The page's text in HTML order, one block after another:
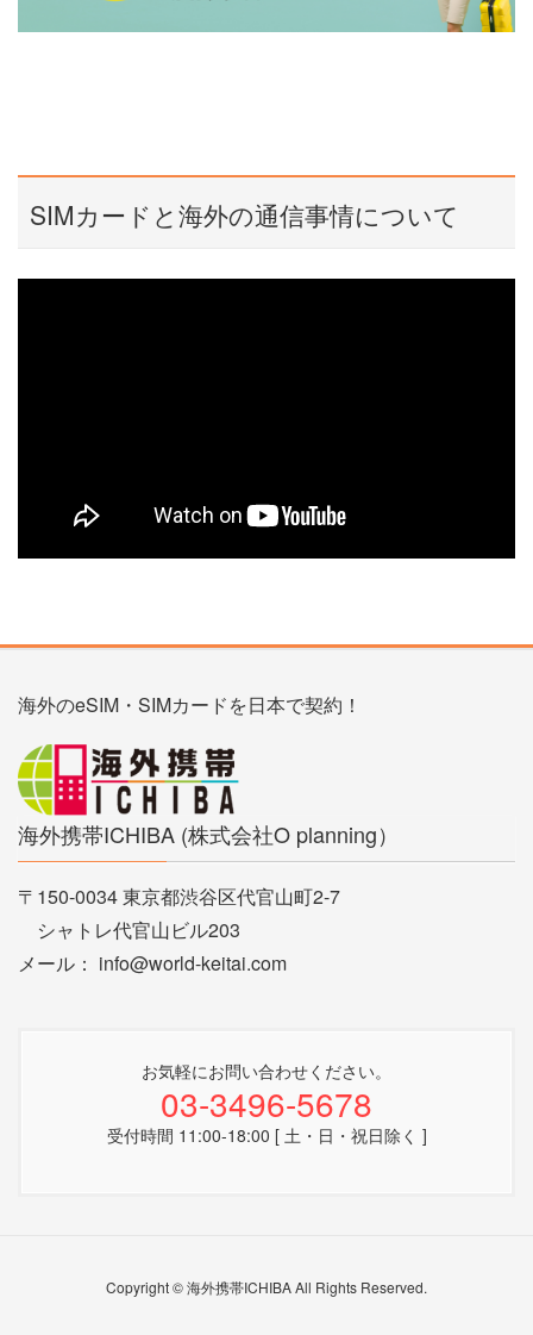
SIMカードと海外の通信事情について
海外のeSIM・SIMカードを日本で契約！
海外携帯ICHIBA (株式会社O planning）
〒150-0034 東京都渋谷区代官山町2-7
シャトレ代官山ビル203
メール： info@world-keitai.com
お気軽にお問い合わせください。
03-3496-5678
受付時間 11:00-18:00 [ 土・日・祝日除く ]
Copyright © 海外携帯ICHIBA All Rights Reserved.